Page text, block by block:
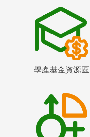
學產基金資源區